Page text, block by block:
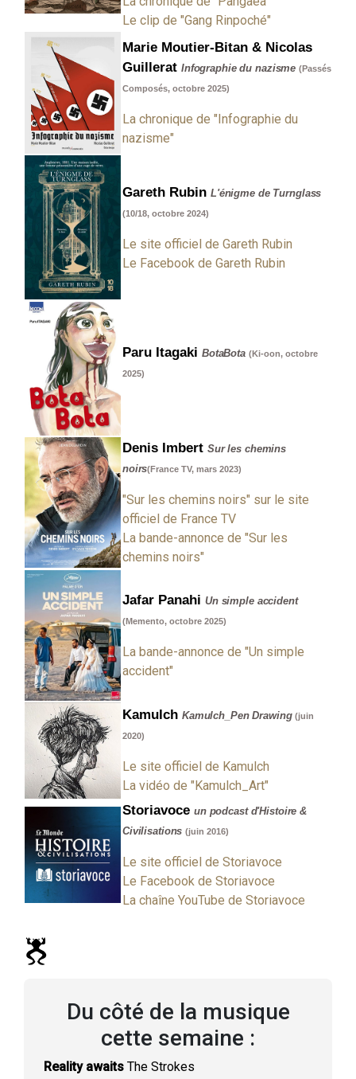
Le clip de "Gang Rinpoché"
Marie Moutier-Bitan & Nicolas
Guillerat Infographie du nazisme(Passés
Composés, octobre 2025)
La chronique de "Infographie du
nazisme"
Gareth Rubin L'énigme de Turnglass
(10/18, octobre 2024)
Le site officiel de Gareth Rubin
Le Facebook de Gareth Rubin
Paru Itagaki BotaBota (Ki-oon, octobre
2025)
Denis Imbert Sur les chemins
noirs(France TV, mars 2023)
"Sur les chemins noirs" sur le site
officiel de France TV
La bande-annonce de "Sur les
chemins noirs"
Jafar Panahi Un simple accident
(Memento, octobre 2025)
La bande-annonce de "Un simple
accident"
Kamulch Kamulch_Pen Drawing(juin
2020)
Le site officiel de Kamulch
La vidéo de "Kamulch_Art"
Storiavoce un podcast d'Histoire &
Civilisations(juin 2016)
Le site officiel de Storiavoce
Le Facebook de Storiavoce
La chaîne YouTube de Storiavoce
Du côté de la musique
cette semaine :
Reality awaits The Strokes